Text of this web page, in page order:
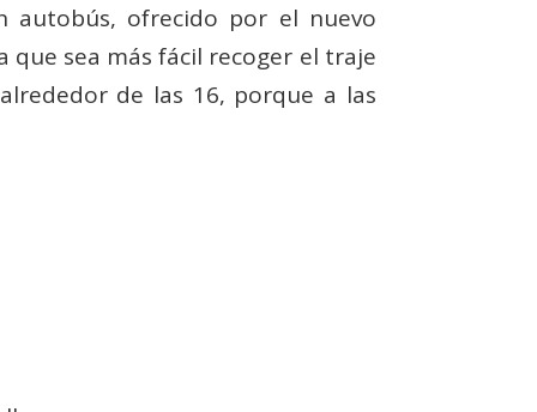
autobús, ofrecido por el nuevo
que sea más fácil recoger el traje
de las 16, porque a las